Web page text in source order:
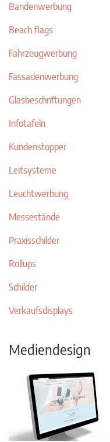
Bandenwerbung
Beach flags
Fahrzeugwerbung
Fassadenwerbung
Glasbeschriftungen
Infotafeln
Kundenstopper
Leitsysteme
Leuchtwerbung
Messestände
Praxisschilder
Rollups
Schilder
Verkaufsdisplays
Mediendesign